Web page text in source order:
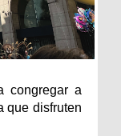
congregar a
que disfruten